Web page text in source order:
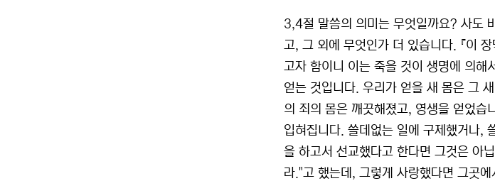
3,4절 말씀의 의미는 무엇일까요? 사도
고, 그 외에 무엇인가 더 있습니다. 『이
고자 함이니 이는 죽을 것이 생명에 의해
얻는 것입니다. 우리가 얻을 새 몸은 그
의 죄의 몸은 깨끗해졌고, 영생을 얻었습
입혀집니다. 쓸데없는 일에 구제했거나,
을 하고서 선교했다고 한다면 그것은 아
라."고 했는데, 그렇게 사랑했다면 그곳